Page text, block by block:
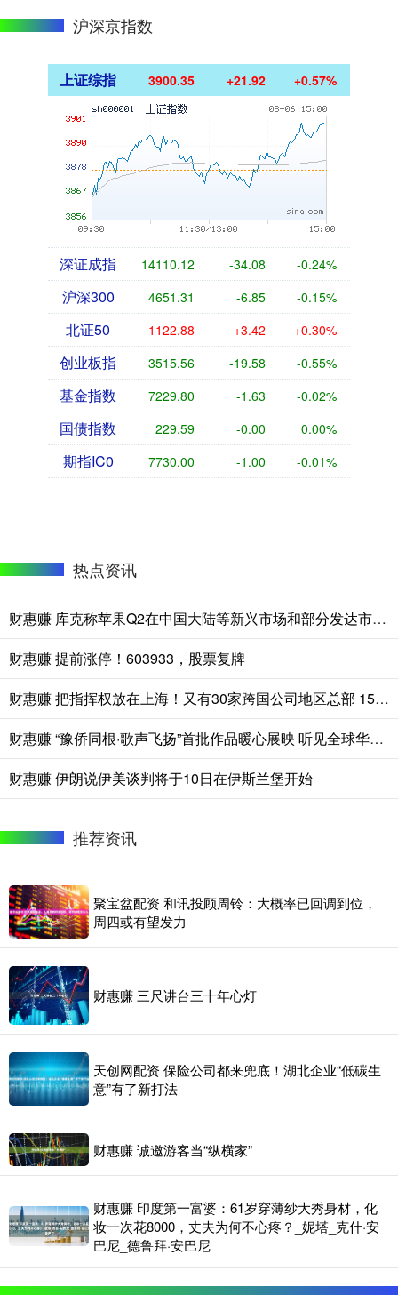
沪深京指数
上证综指 3900.35 +21.92 +0.57%
深证成指 14110.12 -34.08 -0.24%
沪深300 4651.31 -6.85 -0.15%
北证50 1122.88 +3.42 +0.30%
创业板指 3515.56 -19.58 -0.55%
基金指数 7229.80 -1.63 -0.02%
国债指数 229.59 -0.00 0.00%
期指IC0 7730.00 -1.00 -0.01%
热点资讯
财惠赚 库克称苹果Q2在中国大陆等新兴市场和部分发达市场打破纪录，公司股价盘后跌幅仍然扩大至5%
财惠赚 提前涨停！603933，股票复牌
财惠赚 把指挥权放在上海！又有30家跨国公司地区总部 15家外资研发中心获颁证书
财惠赚 “豫侨同根·歌声飞扬”首批作品暖心展映 听见全球华裔青少年的文化回响
财惠赚 伊朗说伊美谈判将于10日在伊斯兰堡开始
推荐资讯
聚宝盆配资 和讯投顾周铃：大概率已回调到位，
周四或有望发力
财惠赚 三尺讲台三十年心灯
天创网配资 保险公司都来兜底！湖北企业“低碳生
意”有了新打法
财惠赚 诚邀游客当“纵横家”
财惠赚 印度第一富婆：61岁穿薄纱大秀身材，化
妆一次花8000，丈夫为何不心疼？_妮塔_克什·安
巴尼_德鲁拜·安巴尼